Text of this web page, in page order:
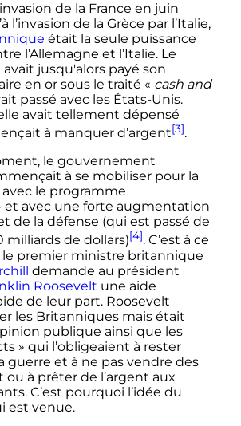
de la France en juin
l’invasion de la Grèce par l’Italie,
était la seule puissance
l’Allemagne et l’Italie. Le
jusqu'alors payé son
en or sous le traité « cash and
passé avec les États-Unis.
elle avait tellement dépensé
à manquer d’argent[3].
le gouvernement
à se mobiliser pour la
le programme
et avec une forte augmentation
de la défense (qui est passé de
milliards de dollars)[4]. C’est à ce
premier ministre britannique
demande au président
Roosevelt une aide
de leur part. Roosevelt
les Britanniques mais était
publique ainsi que les
» qui l’obligeaient à rester
guerre et à ne pas vendre des
ou à prêter de l’argent aux
C’est pourquoi l’idée du
est venue.